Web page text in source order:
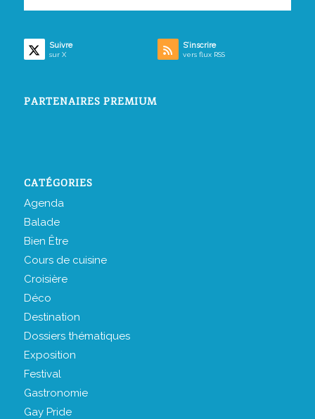
Suivre
sur X
S’inscrire
vers flux RSS
PARTENAIRES PREMIUM
CATÉGORIES
Agenda
Balade
Bien Être
Cours de cuisine
Croisière
Déco
Destination
Dossiers thématiques
Exposition
Festival
Gastronomie
Gay Pride